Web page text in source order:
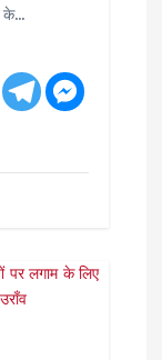
के…